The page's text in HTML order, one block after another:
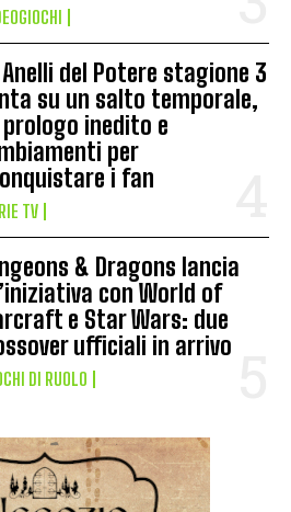
Anelli del Potere stagione 3
su un salto temporale,
inedito e
per
i fan
TV
& Dragons lancia
con World of
e Star Wars: due
ufficiali in arrivo
DI RUOLO